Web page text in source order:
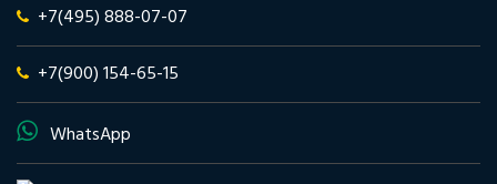
+7(495) 888-07-07
+7(900) 154-65-15
WhatsApp